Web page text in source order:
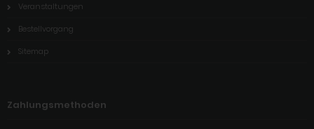
Veranstaltungen
Bestellvorgang
Sitemap
Zahlungsmethoden